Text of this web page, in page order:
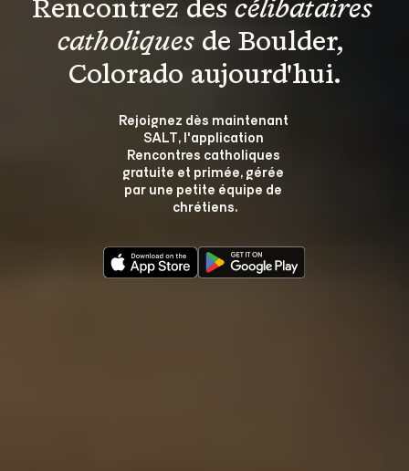
Rencontrez des célibataires
catholiques de Boulder,
Colorado aujourd'hui.
Rejoignez dès maintenant
SALT, l'application
Rencontres catholiques
gratuite et primée, gérée
par une petite équipe de
chrétiens.